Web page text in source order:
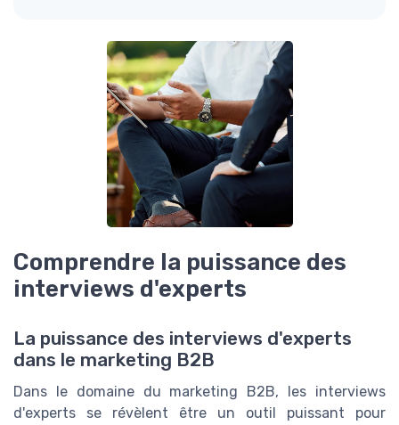
Comprendre la puissance des
interviews d'experts
La puissance des interviews d'experts
dans le marketing B2B
Dans le domaine du marketing B2B, les interviews
d'experts se révèlent être un outil puissant pour